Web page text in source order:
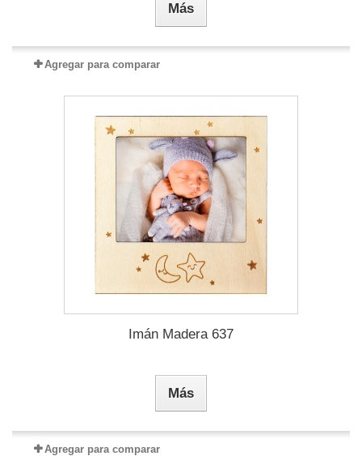
Más
Agregar para comparar
Imán Madera 637
Más
Agregar para comparar